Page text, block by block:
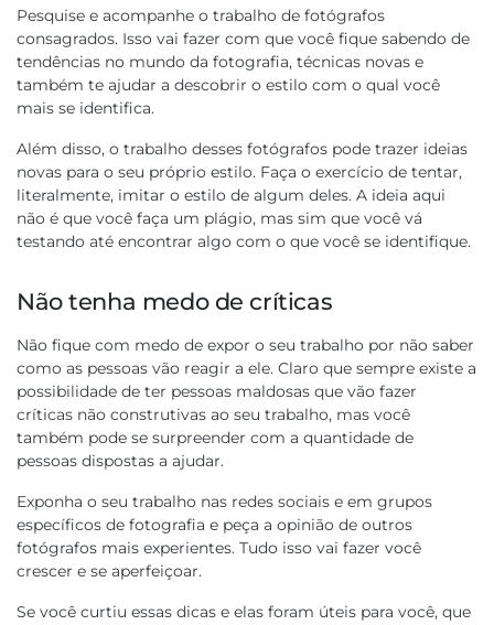
Pesquise e acompanhe o trabalho de fotógrafos
consagrados. Isso vai fazer com que você fique sabendo de
tendências no mundo da fotografia, técnicas novas e
também te ajudar a descobrir o estilo com o qual você
mais se identifica.
Além disso, o trabalho desses fotógrafos pode trazer ideias
novas para o seu próprio estilo. Faça o exercício de tentar,
literalmente, imitar o estilo de algum deles. A ideia aqui
não é que você faça um plágio, mas sim que você vá
testando até encontrar algo com o que você se identifique.
Não tenha medo de críticas
Não fique com medo de expor o seu trabalho por não saber
como as pessoas vão reagir a ele. Claro que sempre existe a
possibilidade de ter pessoas maldosas que vão fazer
críticas não construtivas ao seu trabalho, mas você
também pode se surpreender com a quantidade de
pessoas dispostas a ajudar.
Exponha o seu trabalho nas redes sociais e em grupos
específicos de fotografia e peça a opinião de outros
fotógrafos mais experientes. Tudo isso vai fazer você
crescer e se aperfeiçoar.
Se você curtiu essas dicas e elas foram úteis para você, que
ASSINE NOSSA NEWSLETTER
Ganhe
sua primeira compra
Gênero
Masculino Feminino Prefiro não dizer
Email
Cupom válido para a primeira compra. Desconto máximo concedido de R$70,00.